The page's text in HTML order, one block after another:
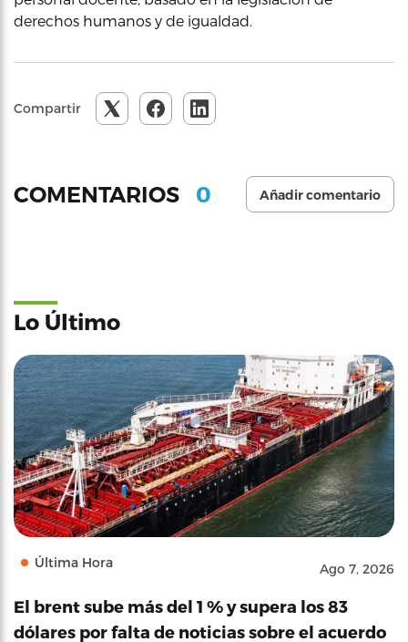
derechos humanos y de igualdad.
Compartir
COMENTARIOS 0 Añadir comentario
Lo Último
Última Hora Ago 7, 2026
El brent sube más del 1 % y supera los 83
dólares por falta de noticias sobre el acuerdo